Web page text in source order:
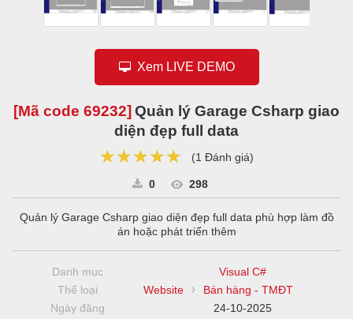
Xem LIVE DEMO
[Mã code 69232] Quản lý Garage Csharp giao
diện đẹp full data
★★★★★
★★★★★
★★★★★ (1 Đánh giá)
0 298
Quản lý Garage Csharp giao diện đẹp full data phù hợp làm đồ
án hoặc phát triển thêm
Danh mục
Visual C#
Thể loại
Website
Bán hàng - TMĐT
Ngày đăng
24-10-2025